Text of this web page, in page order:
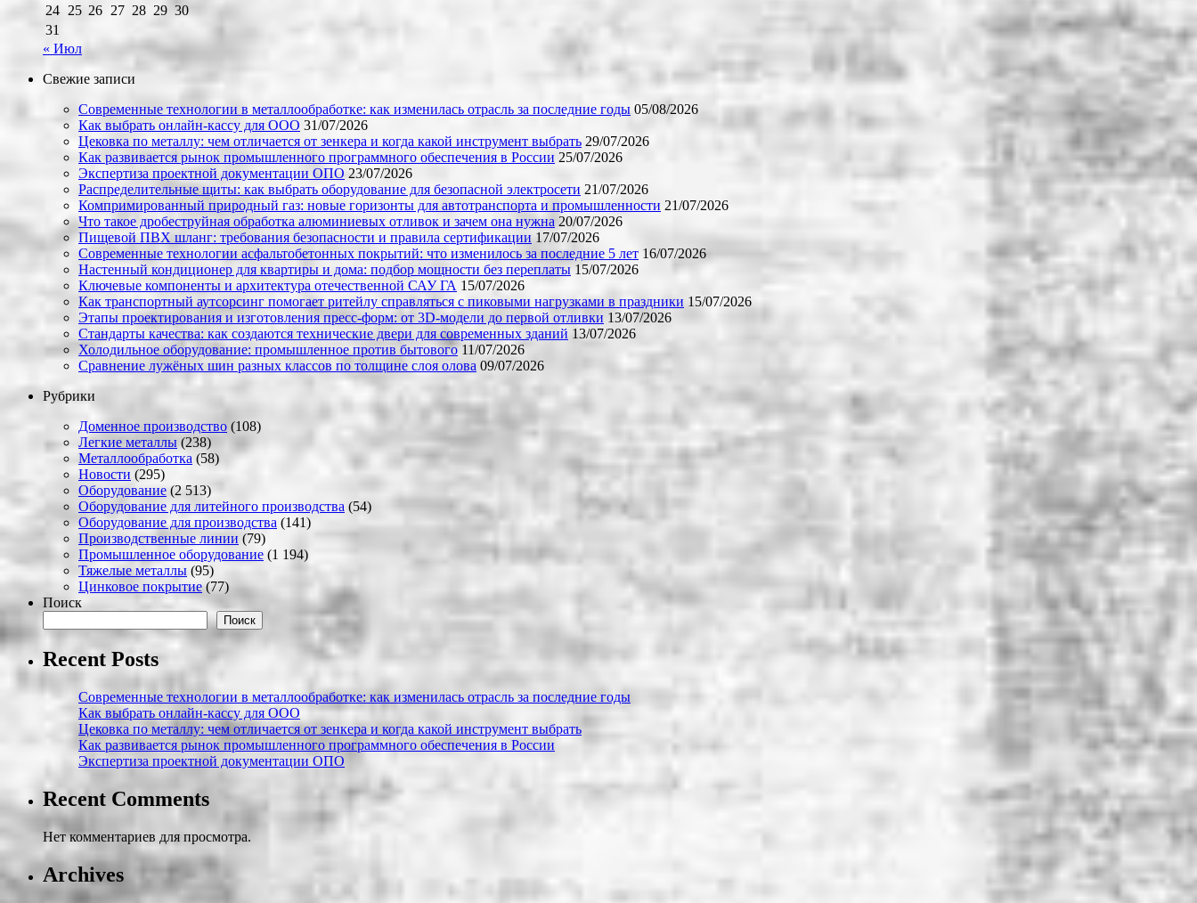
24 25 26 27 28 29 30
31
« Июл
Свежие записи
Современные технологии в металлообработке: как изменилась отрасль за последние годы 05/08/2026
Как выбрать онлайн-кассу для ООО 31/07/2026
Цековка по металлу: чем отличается от зенкера и когда какой инструмент выбрать 29/07/2026
Как развивается рынок промышленного программного обеспечения в России 25/07/2026
Экспертиза проектной документации ОПО 23/07/2026
Распределительные щиты: как выбрать оборудование для безопасной электросети 21/07/2026
Компримированный природный газ: новые горизонты для автотранспорта и промышленности 21/07/2026
Что такое дробеструйная обработка алюминиевых отливок и зачем она нужна 20/07/2026
Пищевой ПВХ шланг: требования безопасности и правила сертификации 17/07/2026
Современные технологии асфальтобетонных покрытий: что изменилось за последние 5 лет 16/07/2026
Настенный кондиционер для квартиры и дома: подбор мощности без переплаты 15/07/2026
Ключевые компоненты и архитектура отечественной САУ ГА 15/07/2026
Как транспортный аутсорсинг помогает ритейлу справляться с пиковыми нагрузками в праздники 15/07/2026
Этапы проектирования и изготовления пресс-форм: от 3D-модели до первой отливки 13/07/2026
Стандарты качества: как создаются технические двери для современных зданий 13/07/2026
Холодильное оборудование: промышленное против бытового 11/07/2026
Сравнение лужёных шин разных классов по толщине слоя олова 09/07/2026
Рубрики
Доменное производство (108)
Легкие металлы (238)
Металлообработка (58)
Новости (295)
Оборудование (2 513)
Оборудование для литейного производства (54)
Оборудование для производства (141)
Производственные линии (79)
Промышленное оборудование (1 194)
Тяжелые металлы (95)
Цинковое покрытие(77)
Поиск
Поиск
Recent Posts
Современные технологии в металлообработке: как изменилась отрасль за последние годы
Как выбрать онлайн-кассу для ООО
Цековка по металлу: чем отличается от зенкера и когда какой инструмент выбрать
Как развивается рынок промышленного программного обеспечения в России
Экспертиза проектной документации ОПО
Recent Comments
Нет комментариев для просмотра.
Archives